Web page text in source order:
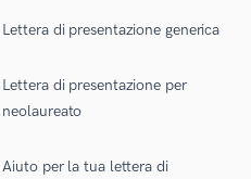
Lettera di presentazione generica
Lettera di presentazione per
neolaureato
Aiuto per la tua lettera di